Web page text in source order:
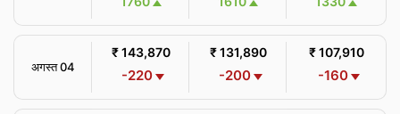
अगस्त 04
₹ 143,870
-220
₹ 131,890
-200
₹ 107,910
-160